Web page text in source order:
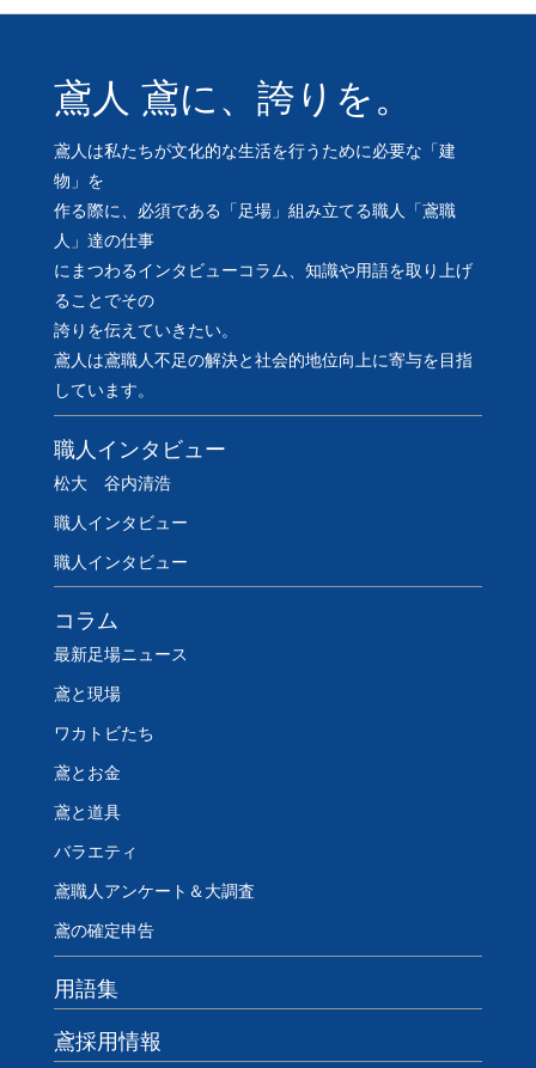
鳶人 鳶に、誇りを。
鳶人は私たちが文化的な生活を行うために必要な「建
物」を
作る際に、必須である「足場」組み立てる職人「鳶職
人」達の仕事
にまつわるインタビューコラム、知識や用語を取り上げ
ることでその
誇りを伝えていきたい。
鳶人は鳶職人不足の解決と社会的地位向上に寄与を目指
しています。
職人インタビュー
松大 谷内清浩
職人インタビュー
職人インタビュー
コラム
最新足場ニュース
鳶と現場
ワカトビたち
鳶とお金
鳶と道具
バラエティ
鳶職人アンケート＆大調査
鳶の確定申告
用語集
鳶採用情報